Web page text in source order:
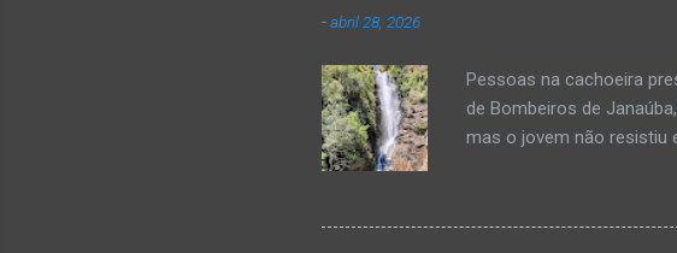
o
s
-abril 28, 2026
Pessoas na cachoeira
de Bombeiros de
mas o jovem não resistiu
Mato Verde, pouco
feira, dia 28 de abril de